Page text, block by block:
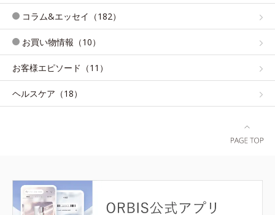
コラム&エッセイ（182）
お買い物情報（10）
お客様エピソード（11）
ヘルスケア（18）